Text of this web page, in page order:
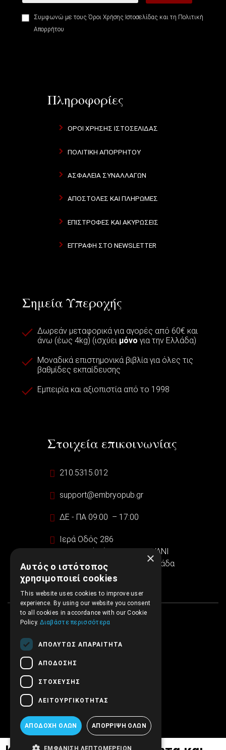
Συμφωνώ με τους Όροι Χρήσης Ιστοσελίδας και τη Πολιτική
Απορρήτου
Πληροφορίες
ΌΡΟΙ ΧΡΉΣΗΣ ΙΣΤΟΣΕΛΊΔΑΣ
ΠΟΛΙΤΙΚΉ ΑΠΟΡΡΉΤΟΥ
ΑΣΦΆΛΕΙΑ ΣΥΝΑΛΛΑΓΏΝ
ΑΠΟΣΤΟΛΈΣ ΚΑΙ ΠΛΗΡΩΜΈΣ
ΕΠΙΣΤΡΟΦΈΣ ΚΑΙ ΑΚΥΡΏΣΕΙΣ
ΕΓΓΡΑΦΉ ΣΤΟ NEWSLETTER
Σημεία Υπεροχής
Δωρεάν μεταφορικά για αγορές από 60€ και
άνω (έως 4kg) (ισχύει μόνο για την Ελλάδα)
Μοναδικά επιστημονικά βιβλία για όλες τις
βαθμίδες εκπαίδευσης
Εμπειρία και αξιοπιστία από το 1998
Στοιχεία επικοινωνίας
210.5315.012
support@embryopub.gr
ΔΕ - ΠΑ 09:00 – 17:00
Ιερά Οδός 286
Εμπορικό κέντρο SINTRIVANI
122 43 Αιγάλεω Αθήνα, Ελλάδα
×
Αυτός ο ιστότοπος
χρησιμοποιεί cookies
This website uses cookies to improve user
experience. By using our website you consent
to all cookies in accordance with our Cookie
Policy.Διαβάστε περισσότερα
ΑΠΟΛΎΤΩΣ ΑΠΑΡΑΊΤΗΤΑ
ΑΠΌΔΟΣΗΣ
ΣΤΌΧΕΥΣΗΣ
ΛΕΙΤΟΥΡΓΙΚΌΤΗΤΑΣ
ΑΠΟΔΟΧΉ ΌΛΩΝ ΑΠΌΡΡΙΨΗ ΌΛΩΝ
ΕΜΦΆΝΙΣΗ ΛΕΠΤΟΜΕΡΕΙΏΝ